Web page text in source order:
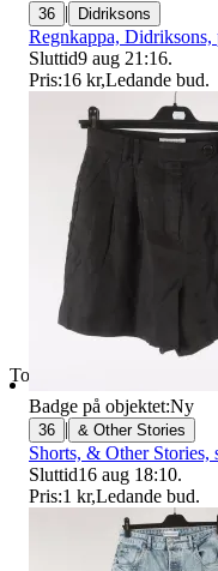
Toppsäljare
36 | Didriksons
Regnkappa,
Sluttid9 aug 21:16.
Pris:16 kr,Ledande bud.
Badge på objektet:Ny
36 | & Other Stories
Shorts, & Other Stories,
Sluttid16 aug 18:10.
Pris:1 kr,Ledande bud.